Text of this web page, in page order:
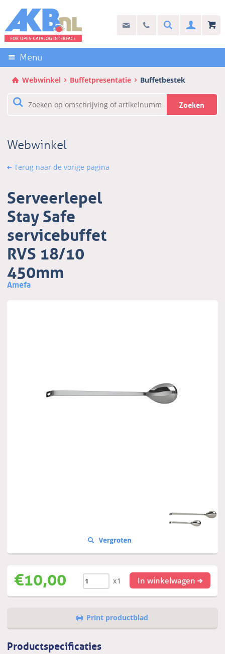
links
over
Direct
naar
de
inhoud
naar
info@akb.nl
Stel uw vraag
030 69 50 814Search
Menu
Webwinkel Buffetpresentatie Buffetbestek
Zoeken
Webwinkel
Terug naar de vorige pagina
Serveerlepel
Stay Safe
servicebuffet
RVS 18/10
450mm
Amefa
€10,00 x1 In winkelwagen
Print productblad
Productspecificaties